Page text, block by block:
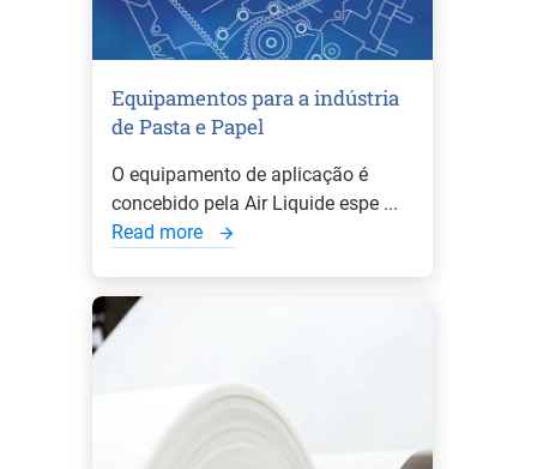
Equipamentos para a indústria
de Pasta e Papel
O equipamento de aplicação é
concebido pela Air Liquide espe ...
Read more